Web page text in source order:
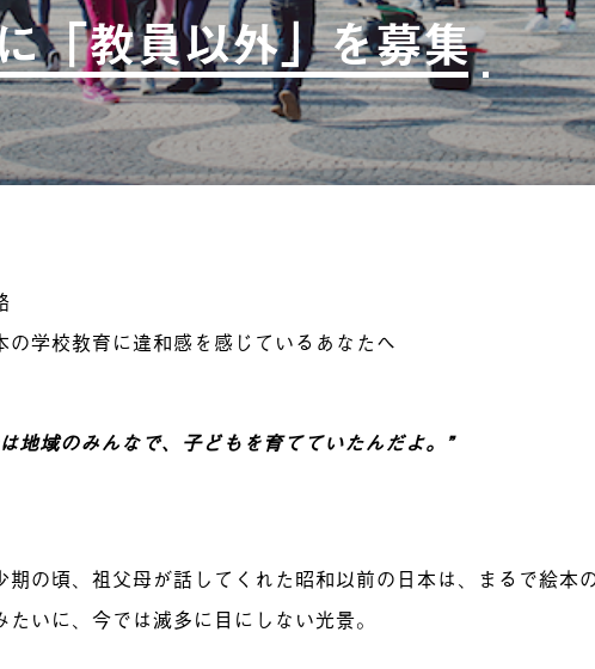
「教員以外」を募集
の学校教育に違和感を感じているあなたへ
地域のみんなで、子どもを育てていたんだよ。”
期の頃、祖父母が話してくれた昭和以前の日本は、まるで絵本
たいに、今では滅多に目にしない光景。